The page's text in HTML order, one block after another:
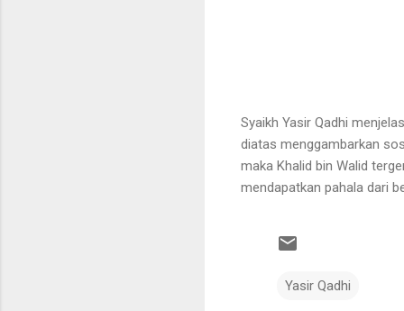
Syaikh Yasir Qadhi
diatas menggambarkan
maka Khalid bin Walid
mendapatkan pahala dari
Yasir Qadhi